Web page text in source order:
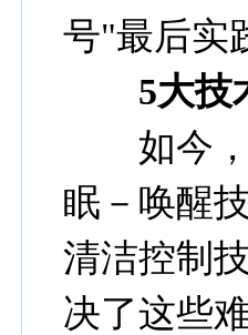
号"最后实
5大技
如今，
眠－唤醒
清洁控制
决了这些